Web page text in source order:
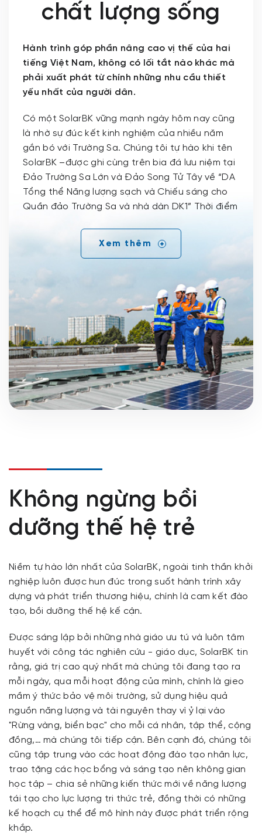
chất lượng sống
Hành trình góp phần nâng cao vị thế của hai
tiếng Việt Nam, không có lối tắt nào khác mà
phải xuất phát từ chính những nhu cầu thiết
yếu nhất của người dân.
Có một SolarBK vững mạnh ngày hôm nay cũng
là nhờ sự đúc kết kinh nghiệm của nhiều năm
gắn bó với Trường Sa. Chúng tôi tự hào khi tên
SolarBK –được ghi cùng trên bia đá lưu niệm tại
Đảo Trường Sa Lớn và Đảo Song Tử Tây về “DA
Tổng thể Năng lượng sạch và Chiếu sáng cho
Quần đảo Trường Sa và nhà dàn DK1” Thời điểm
cho xã hội của SolarBK được hoàn toàn sáng rõ.
tiếng Việt Nam, không có lối tắt nào khác mà
phải xuất phát từ chính những nhu cầu thiết
yếu nhất của người dân. Còn bao nhiêu gia đình
phải cam chịu đèn bấc gió trời, con em vẫn phải
học bài trong cảnh tranh tối tranh sáng? Còn
bao nhiêu địa phương không thể phát triển kinh
tế chỉ vì đường điện chưa được kéo tới? Bằng
chính những sản phẩm chất lượng, bằng chính
đôi bàn tay và khối óc của đội ngũ kỹ thuật,
bằng chính tấm lòng và năng lượng không
tươi lai tươi sáng hơn cho dân tộc minh.
Xem thêm
Không ngừng bồi
dưỡng thế hệ trẻ
Niềm tự hào lớn nhất của SolarBK, ngoài tinh thần khởi
nghiệp luôn được hun đúc trong suốt hành trình xây
dựng và phát triển thương hiệu, chính là cam kết đào
tạo, bồi dưỡng thế hệ kế cận.
Được sáng lập bởi những nhà giáo ưu tú và luôn tâm
huyết với công tác nghiên cứu - giáo dục, SolarBK tin
rằng, giá trị cao quý nhất mà chúng tôi đang tạo ra
mỗi ngày, qua mỗi hoạt động của mình, chính là gieo
mầm ý thức bảo vệ môi trường, sử dụng hiệu quả
nguồn năng lượng và tài nguyên thay vì ỷ lại vào
"Rừng vàng, biển bạc" cho mỗi cá nhân, tập thể, cộng
đồng,… mà chúng tôi tiếp cận. Bên cạnh đó, chúng tôi
cũng tập trung vào các hoạt động đào tạo nhân lực,
trao tặng các học bổng và sáng tạo nên không gian
học tập – chia sẻ những kiến thức mới về năng lượng
tái tạo cho lực lượng tri thức trẻ, đồng thời có những
kế hoạch cụ thể để mô hình này được phát triển rộng
khắp.